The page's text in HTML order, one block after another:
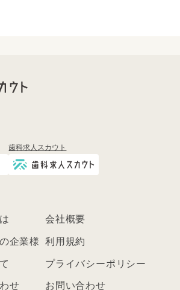
歯科求人スカウト
会社概要
企業様 利用規約
プライバシーポリシー
せ お問い合わせ